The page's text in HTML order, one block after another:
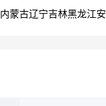
内蒙古辽宁吉林黑龙江